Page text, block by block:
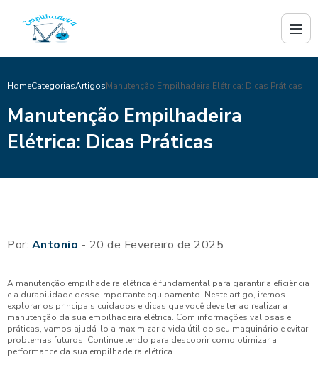
HomeCategoriasArtigosManutenção Empilhadeira Elétrica: Dicas Práticas
Manutenção Empilhadeira
Elétrica: Dicas Práticas
Por: Antonio - 20 de Fevereiro de 2025
A manutenção empilhadeira elétrica é fundamental para garantir a eficiência
e a durabilidade desse importante equipamento. Neste artigo, iremos
explorar os principais cuidados e dicas que você deve ter ao realizar a
manutenção da sua empilhadeira elétrica. Com informações valiosas e
práticas, vamos ajudá-lo a maximizar a vida útil do seu maquinário e evitar
problemas futuros. Continue lendo para descobrir como otimizar a
performance da sua empilhadeira elétrica.